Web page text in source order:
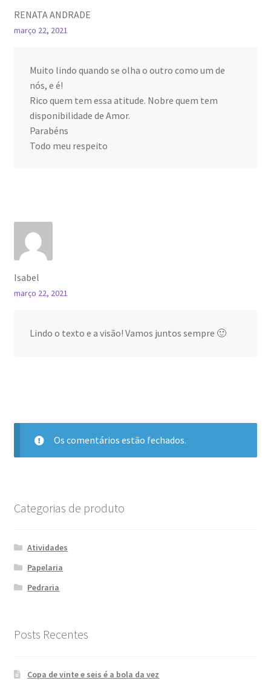
RENATA ANDRADE
março 22, 2021
Muito lindo quando se olha o outro como um de
nós, e é!
Rico quem tem essa atitude. Nobre quem tem
disponibilidade de Amor.
Parabéns
Todo meu respeito
Isabel
março 22, 2021
Lindo o texto e a visão! Vamos juntos sempre 🙂
Os comentários estão fechados.
Categorias de produto
Atividades
Papelaria
Pedraria
Posts Recentes
Copa de vinte e seis é a bola da vez